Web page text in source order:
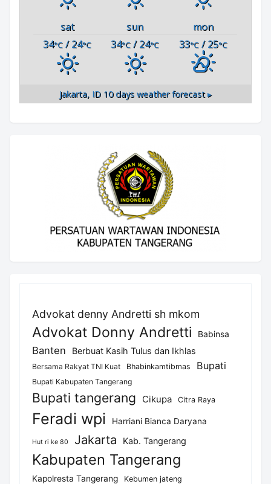
sat sun
mon
34°C / 24°C 34°C / 24°C 33°C/ 25°C
Jakarta, ID 10 days weather forecast ▸
Advokat denny Andretti sh mkom
Advokat Donny Andretti Babinsa
Banten Berbuat Kasih Tulus dan Ikhlas
Bersama Rakyat TNI Kuat Bhabinkamtibmas Bupati
Bupati Kabupaten Tangerang
Bupati tangerang Cikupa Citra Raya
Feradi wpi Harriani Bianca Daryana
Hut ri ke 80 Jakarta Kab. Tangerang
Kabupaten Tangerang
Kapolresta Tangerang Kebumen jateng